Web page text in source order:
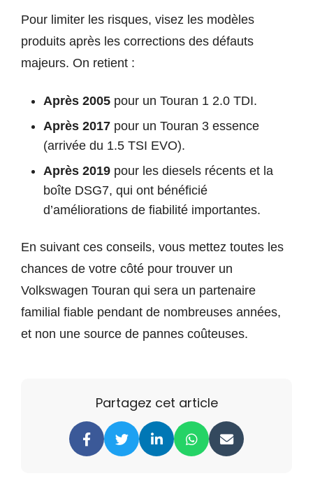
Pour limiter les risques, visez les modèles
produits après les corrections des défauts
majeurs. On retient :
Après 2005 pour un Touran 1 2.0 TDI.
Après 2017 pour un Touran 3 essence
(arrivée du 1.5 TSI EVO).
Après 2019 pour les diesels récents et la
boîte DSG7, qui ont bénéficié
d’améliorations de fiabilité importantes.
En suivant ces conseils, vous mettez toutes les
chances de votre côté pour trouver un
Volkswagen Touran qui sera un partenaire
familial fiable pendant de nombreuses années,
et non une source de pannes coûteuses.
Partagez cet article